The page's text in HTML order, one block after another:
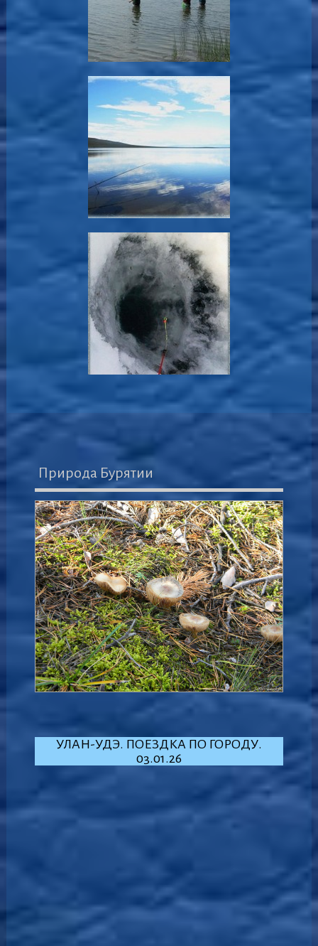
Природа Бурятии
УЛАН-УДЭ. ПОЕЗДКА ПО ГОРОДУ.
03.01.26